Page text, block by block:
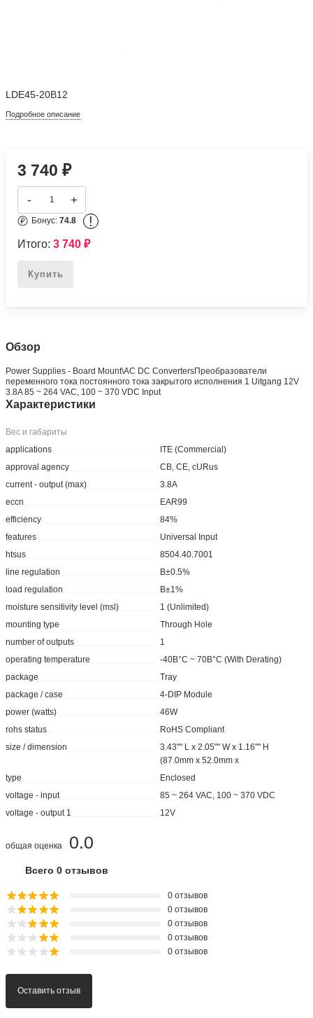
LDE45-20B12
Подробное описание
3 740₽
- +
Бонус:74.8 !
Итого:3 740₽
Купить
Обзор
Power Supplies - Board Mount\AC DC ConvertersПреобразователи
переменного тока постоянного тока закрытого исполнения 1 Uitgang 12V
3.8A 85 ~ 264 VAC, 100 ~ 370 VDC Input
Характеристики
Вес и габариты
applications
ITE (Commercial)
approval agency
CB, CE, cURus
current - output (max)
3.8A
eccn
EAR99
efficiency
84%
features
Universal Input
htsus
8504.40.7001
line regulation
В±0.5%
load regulation
В±1%
moisture sensitivity level (msl)
1 (Unlimited)
mounting type
Through Hole
number of outputs
1
operating temperature
-40В°C ~ 70В°C (With Derating)
package
Tray
package / case
4-DIP Module
power (watts)
46W
rohs status
RoHS Compliant
size / dimension
3.43"" L x 2.05"" W x 1.16"" H
(87.0mm x 52.0mm x
type
Enclosed
voltage - input
85 ~ 264 VAC, 100 ~ 370 VDC
voltage - output 1
12V
0.0
общая оценка
Всего 0 отзывов
0 отзывов
0 отзывов
0 отзывов
0 отзывов
0 отзывов
Оставить отзыв